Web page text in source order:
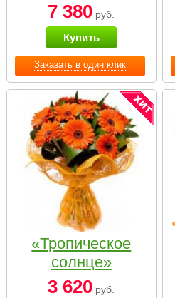
Заказать в один клик
7 380 руб.
Купить
«Тропическое
солнце»
3 620 руб.